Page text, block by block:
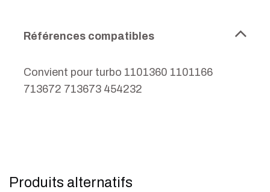
Références compatibles
Convient pour turbo 1101360 1101166
713672 713673 454232
Produits alternatifs